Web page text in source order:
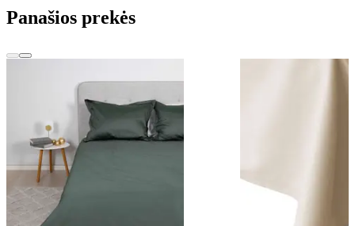
Panašios prekės